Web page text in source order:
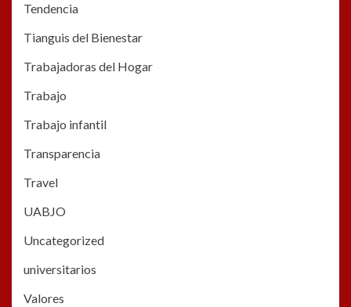
Tendencia
Tianguis del Bienestar
Trabajadoras del Hogar
Trabajo
Trabajo infantil
Transparencia
Travel
UABJO
Uncategorized
universitarios
Valores